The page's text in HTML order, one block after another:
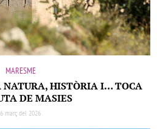
MARESME
NATURA, HISTÒRIA I… TOCA
DE MASIES
6 març del 2026